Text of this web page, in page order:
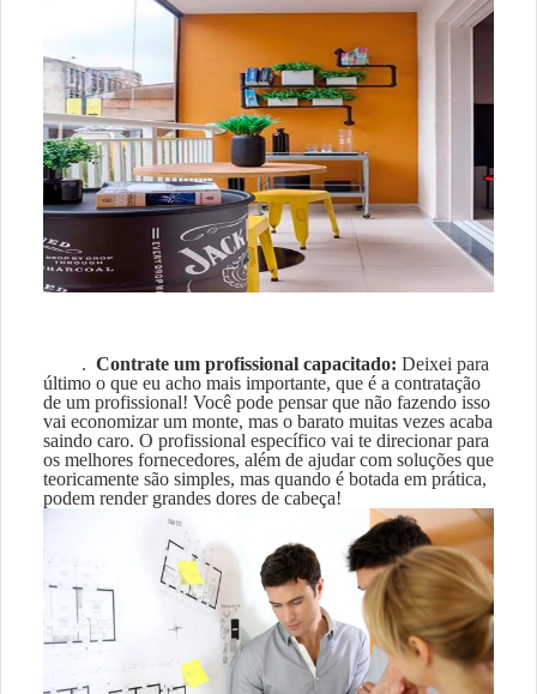
. Contrate um profissional capacitado: Deixei para
último o que eu acho mais importante, que é a contratação
de um profissional! Você pode pensar que não fazendo isso
vai economizar um monte, mas o barato muitas vezes acaba
saindo caro. O profissional específico vai te direcionar para
os melhores fornecedores, além de ajudar com soluções que
teoricamente são simples, mas quando é botada em prática,
podem render grandes dores de cabeça!